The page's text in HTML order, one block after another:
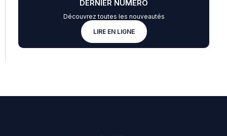
DERNIER NUMÉRO
Découvrez toutes les nouveautés
LIRE EN LIGNE